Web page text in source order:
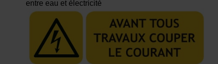
entre eau et électricité